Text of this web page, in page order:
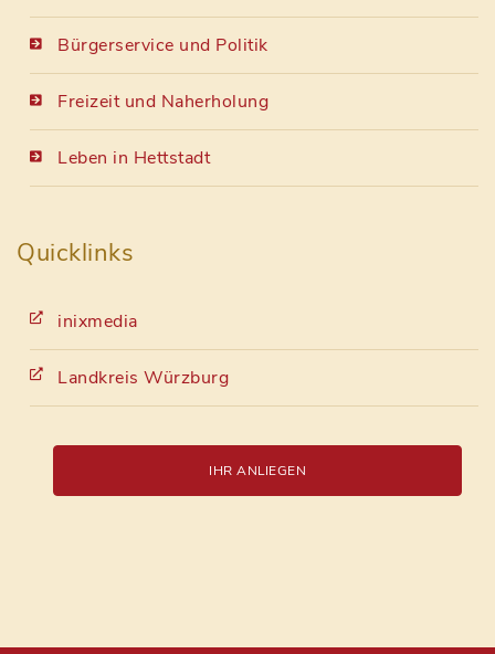
Bürgerservice und Politik
Freizeit und Naherholung
Leben in Hettstadt
Quicklinks
inixmedia
Landkreis Würzburg
IHR ANLIEGEN